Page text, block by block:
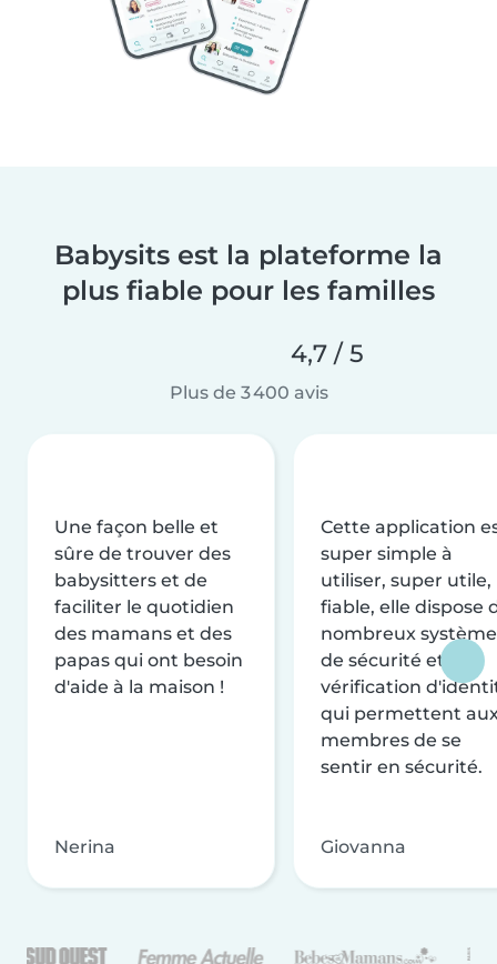
Babysits est la plateforme la
plus fiable pour les familles
4,7 / 5
Plus de 3 400 avis
Une façon belle et
sûre de trouver des
babysitters et de
faciliter le quotidien
des mamans et des
papas qui ont besoin
d'aide à la maison !
Nerina
Cette application
super simple à
utiliser, super utile,
fiable, elle dispose
nombreux
de sécurité et de
vérification
qui permettent
membres de se
sentir en sécurité.
Giovanna